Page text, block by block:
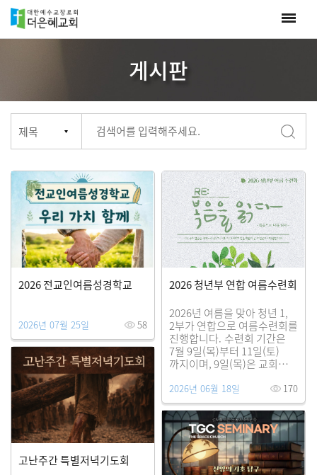
게시판
2026 전교인여름성경학교
2026년 07월 25일 58
2026 청년부 연합 여름수련회
2026년 여름을 맞아 청년 1,
2부가 연합으로 여름수련회를
진행합니다. 수련회 기간은
7월 9일(목)부터 11일(토)
까지이며, 9일(목)은 교회에서
(토)은 가평 도치빌펜션에서
진행합니다. 다시(Re)
복음으로 나아가 복음이
과거만의 복음이 아니라 오늘
나에게 복음이 되고, 그
복음으로 살아가는 청년부가
되기를 기대합니다
2026년 06월 18일 170
고난주간 특별저녁기도회